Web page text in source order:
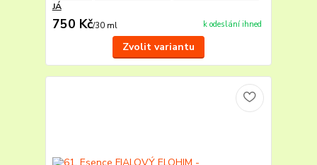
JÁ
750 Kč/30 ml k odeslání ihned
Zvolit variantu